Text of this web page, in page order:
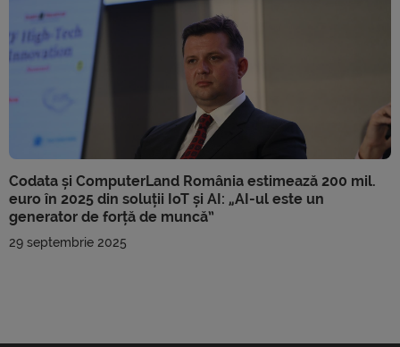
Codata și ComputerLand România estimează 200 mil.
euro în 2025 din soluții IoT și AI: „AI-ul este un
generator de forță de muncă”
29 septembrie 2025